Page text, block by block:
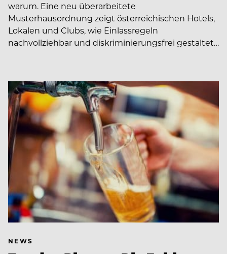
warum. Eine neu überarbeitete
Musterhausordnung zeigt österreichischen Hotels,
Lokalen und Clubs, wie Einlassregeln
nachvollziehbar und diskriminierungsfrei gestaltet…
NEWS